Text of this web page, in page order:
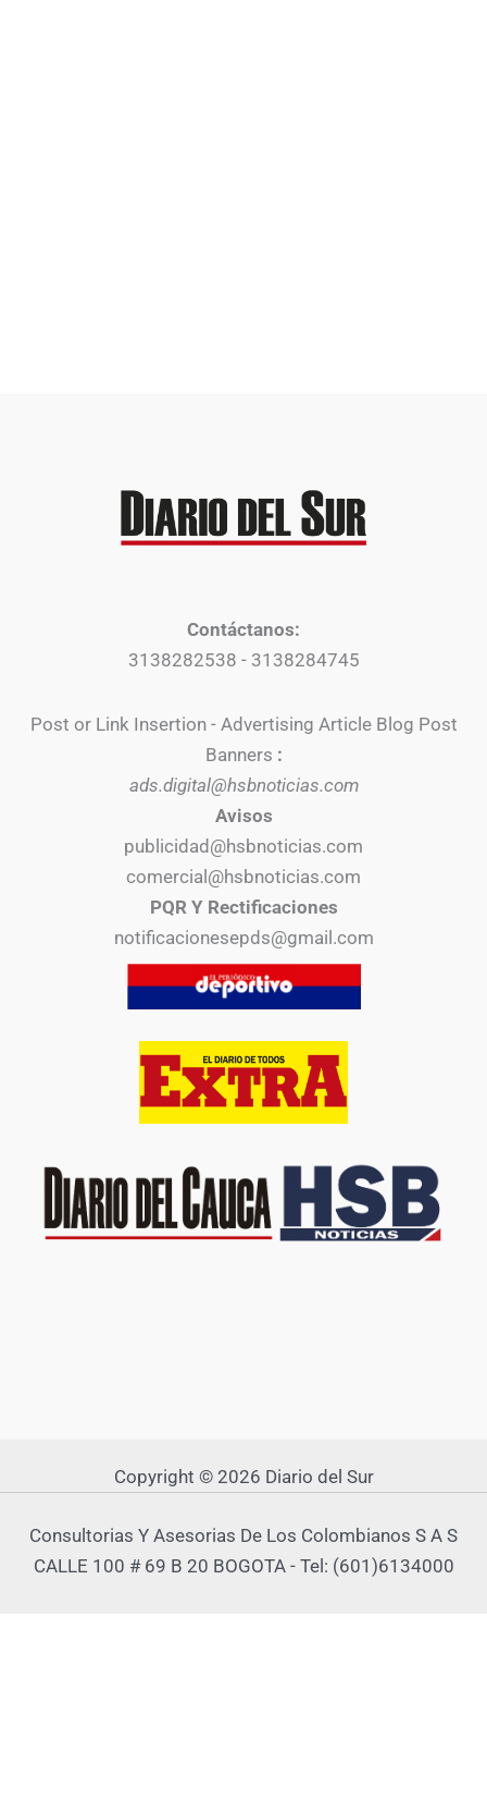
Contáctanos:
3138282538 - 3138284745
Post or Link Insertion - Advertising Article Blog Post
Banners :
ads.digital@hsbnoticias.com
Avisos
publicidad@hsbnoticias.com
comercial@hsbnoticias.com
PQR Y Rectificaciones
notificacionesepds@gmail.com
Copyright © 2026 Diario del Sur
Consultorias Y Asesorias De Los Colombianos S A S
CALLE 100 # 69 B 20 BOGOTA - Tel: (601)6134000